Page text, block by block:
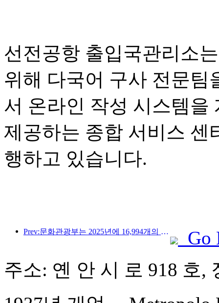
선전공항 출입국관리소
위해 다국어 구사 전문팀
서 온라인 작성 시스템을
제공하는 종합 서비스 센
행하고 있습니다.
Prev:문화관광부는 2025년에 16,994개의 A급 관광지에 75억 1천만 명의 관광객이 방문하여 5,544억 9천만 위안의 관광 수입을 올릴 것으로 예상한다고 발표했습니다.
Go
주소: 옌 안 시 로 918 호,